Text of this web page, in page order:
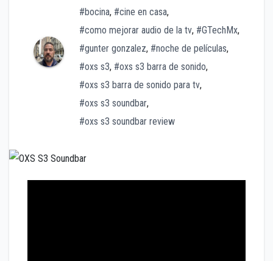
#bocina, #cine en casa,
#como mejorar audio de la tv, #GTechMx,
#gunter gonzalez, #noche de películas,
#oxs s3, #oxs s3 barra de sonido,
#oxs s3 barra de sonido para tv,
#oxs s3 soundbar,
#oxs s3 soundbar review